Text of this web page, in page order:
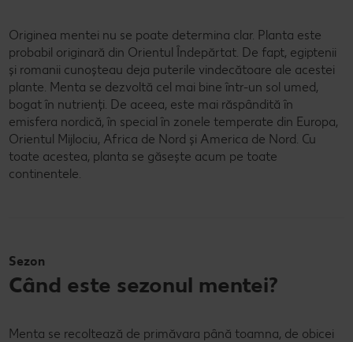
Originea mentei nu se poate determina clar. Planta este
probabil originară din Orientul Îndepărtat. De fapt, egiptenii
și romanii cunoșteau deja puterile vindecătoare ale acestei
plante. Menta se dezvoltă cel mai bine într-un sol umed,
bogat în nutrienți. De aceea, este mai răspândită în
emisfera nordică, în special în zonele temperate din Europa,
Orientul Mijlociu, Africa de Nord și America de Nord. Cu
toate acestea, planta se găsește acum pe toate
continentele.
Sezon
Când este sezonul mentei?
Menta se recoltează de primăvara până toamna, de obicei